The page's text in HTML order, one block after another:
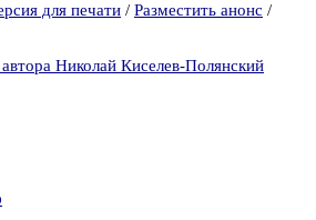
для печати / Разместить анонс /
Николай Киселев-Полянский